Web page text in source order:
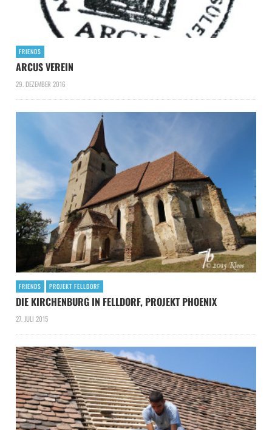
FRIENDS
ARCUS VEREIN
29. DEZEMBER 2016
FRIENDS PROJEKT FELLDORF
DIE KIRCHENBURG IN FELLDORF, PROJEKT PHOENIX
27. JULI 2015